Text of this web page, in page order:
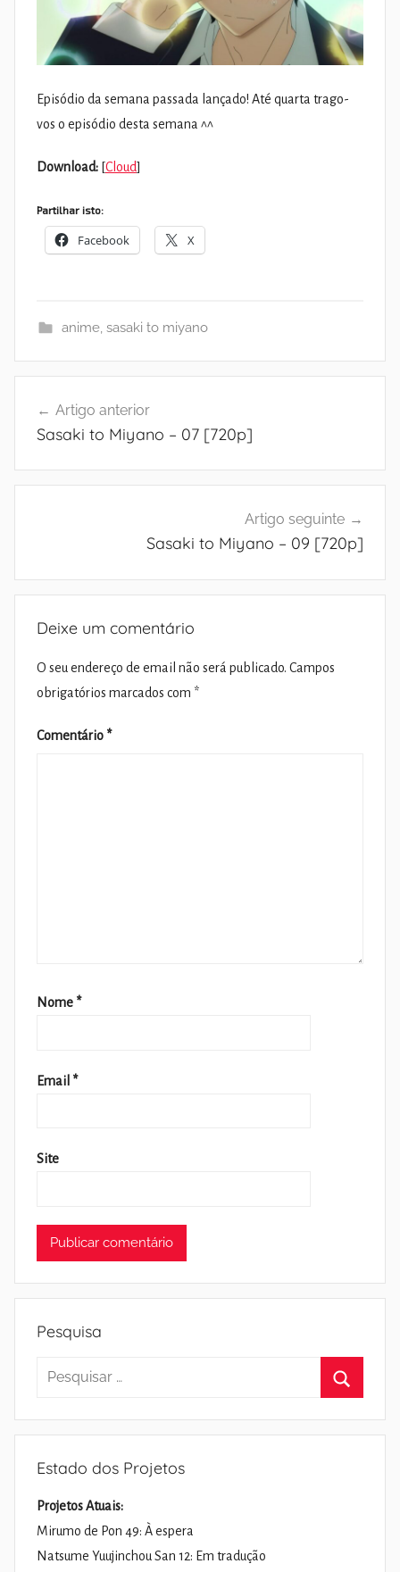
Episódio da semana passada lançado! Até quarta trago-
vos o episódio desta semana ^^
Download: [Cloud]
Partilhar isto:
Facebook X
anime, sasaki to miyano
de
Artigo anterior
Sasaki to Miyano – 07 [720p]
Artigo seguinte
Sasaki to Miyano – 09 [720p]
Deixe um comentário
O seu endereço de email não será publicado. Campos
obrigatórios marcados com *
Comentário *
Nome *
Email *
Site
Pesquisa
Pesquisar
Estado dos Projetos
Projetos Atuais:
Mirumo de Pon 49: À espera
Natsume Yuujinchou San 12: Em tradução